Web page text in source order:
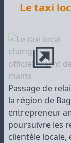
Le taxi
Passage de
la région de
entrepreneur
poursuivre les
clientèle locale,